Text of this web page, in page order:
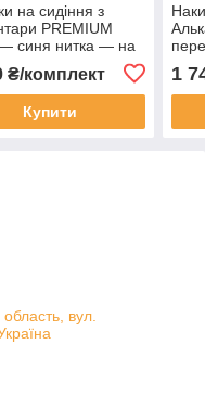
на сидіння з
PREMIUM
синя нитка — на
₴/комплект
Купити
1
вул.